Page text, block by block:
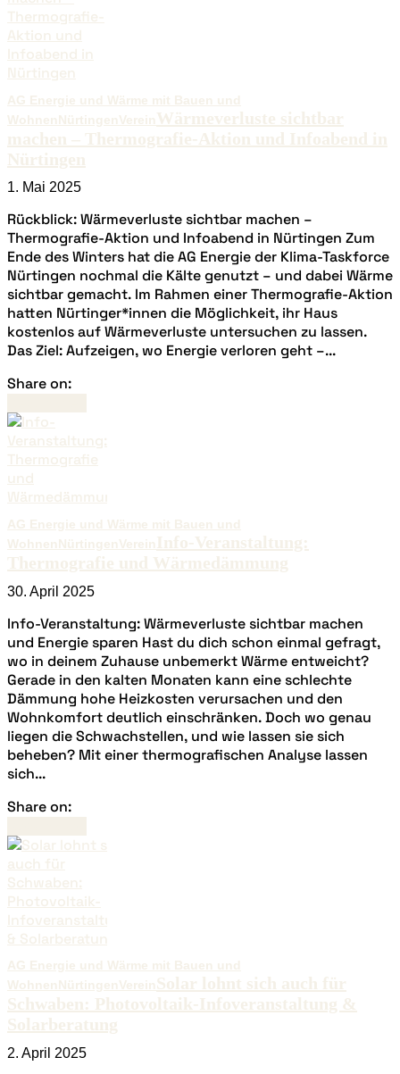
AG Energie und Wärme mit Bauen und
WohnenNürtingenVereinWärmeverluste sichtbar
machen – Thermografie-Aktion und Infoabend in
Nürtingen
1. Mai 2025
Rückblick: Wärmeverluste sichtbar machen –
Thermografie-Aktion und Infoabend in Nürtingen Zum
Ende des Winters hat die AG Energie der Klima-Taskforce
Nürtingen nochmal die Kälte genutzt – und dabei Wärme
sichtbar gemacht. Im Rahmen einer Thermografie-Aktion
hatten Nürtinger*innen die Möglichkeit, ihr Haus
kostenlos auf Wärmeverluste untersuchen zu lassen.
Das Ziel: Aufzeigen, wo Energie verloren geht –...
Share on:
AG Energie und Wärme mit Bauen und
WohnenNürtingenVerein Info-Veranstaltung:
Thermografie und Wärmedämmung
30. April 2025
Info-Veranstaltung: Wärmeverluste sichtbar machen
und Energie sparen Hast du dich schon einmal gefragt,
wo in deinem Zuhause unbemerkt Wärme entweicht?
Gerade in den kalten Monaten kann eine schlechte
Dämmung hohe Heizkosten verursachen und den
Wohnkomfort deutlich einschränken. Doch wo genau
liegen die Schwachstellen, und wie lassen sie sich
beheben? Mit einer thermografischen Analyse lassen
sich...
Share on:
AG Energie und Wärme mit Bauen und
WohnenNürtingenVerein Solar lohnt sich auch für
Schwaben: Photovoltaik-Infoveranstaltung &
Solarberatung
2. April 2025